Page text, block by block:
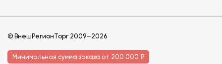
© ВнешРегионТорг 2009—2026
Минимальная сумма заказа от 200 000 ₽